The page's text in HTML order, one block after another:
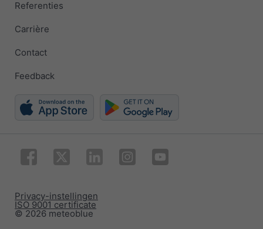
Referenties
Carrière
Contact
Feedback
© 2026 meteoblue
ISO 9001 certificate
Privacy-instellingen